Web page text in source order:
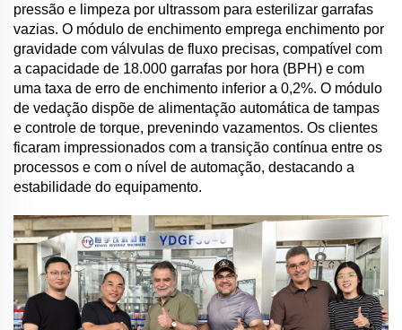
pressão e limpeza por ultrassom para esterilizar garrafas
vazias. O módulo de enchimento emprega enchimento por
gravidade com válvulas de fluxo precisas, compatível com
a capacidade de 18.000 garrafas por hora (BPH) e com
uma taxa de erro de enchimento inferior a 0,2%. O módulo
de vedação dispõe de alimentação automática de tampas
e controle de torque, prevenindo vazamentos. Os clientes
ficaram impressionados com a transição contínua entre os
processos e com o nível de automação, destacando a
estabilidade do equipamento.